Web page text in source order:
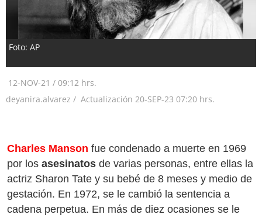
Foto: AP
12-NOV-21 / 09:12 hrs.
deyanira.alvarez / Actualización 20-SEP-23 07:20 hrs.
Charles Manson fue condenado a muerte en 1969
por los asesinatos de varias personas, entre ellas la
actriz Sharon Tate y su bebé de 8 meses y medio de
gestación. En 1972, se le cambió la sentencia a
cadena perpetua. En más de diez ocasiones se le